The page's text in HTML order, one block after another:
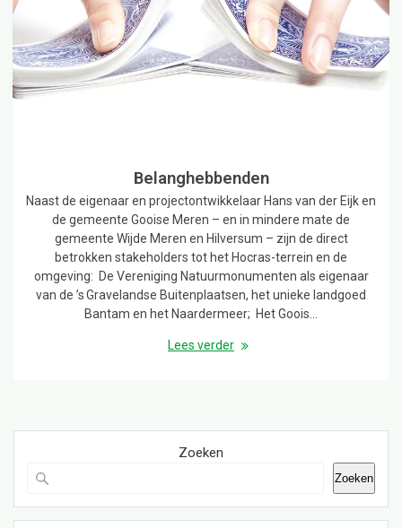
Belanghebbenden
Naast de eigenaar en projectontwikkelaar Hans van der Eijk en
de gemeente Gooise Meren – en in mindere mate de
gemeente Wijde Meren en Hilversum – zijn de direct
betrokken stakeholders tot het Hocras-terrein en de
omgeving: De Vereniging Natuurmonumenten als eigenaar
van de ’s Gravelandse Buitenplaatsen, het unieke landgoed
Bantam en het Naardermeer; Het Goois…
Lees verder
Zoeken
Zoeken